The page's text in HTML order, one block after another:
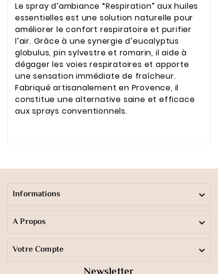
Le spray d’ambiance “Respiration” aux huiles
essentielles est une solution naturelle pour
améliorer le confort respiratoire et purifier
l’air. Grâce à une synergie d’eucalyptus
globulus, pin sylvestre et romarin, il aide à
dégager les voies respiratoires et apporte
une sensation immédiate de fraîcheur.
Fabriqué artisanalement en Provence, il
constitue une alternative saine et efficace
aux sprays conventionnels.
Informations 
A Propos 
Votre Compte 